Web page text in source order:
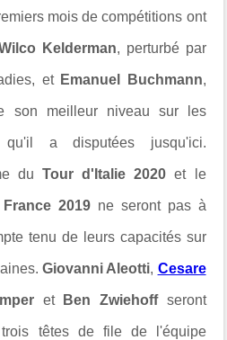
mois de compétitions ont
Kelderman, perturbé par
et Emanuel Buchmann,
son meilleur niveau sur les
a disputées jusqu'ici.
du Tour d'Italie 2020 et le
2019ne seront pas à
tenu de leurs capacités sur
Giovanni Aleotti, Cesare
et Ben Zwiehoffseront
têtes de file de l'équipe